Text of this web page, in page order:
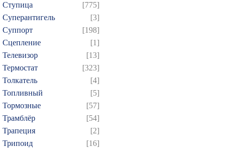
Ступица
[775]
Суперантигель
[3]
Суппорт
[198]
Сцепление
[1]
Телевизор
[13]
Термостат
[323]
Толкатель
[4]
Топливный
[5]
Тормозные
[57]
Трамблёр
[54]
Трапеция
[2]
Трипоид
[16]